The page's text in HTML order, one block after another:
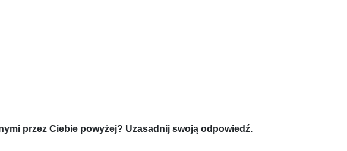
przez Ciebie powyżej? Uzasadnij swoją odpowiedź.